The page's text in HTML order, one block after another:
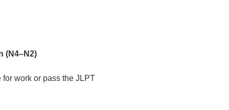
(N4–N2)
work or pass the JLPT